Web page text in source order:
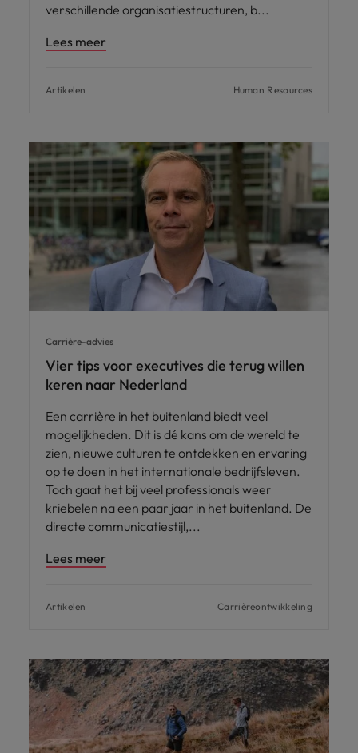
verschillende organisatiestructuren, b
Lees meer
Artikelen Human Resources
Carrière-advies
Vier tips voor executives die terug willen
keren naar Nederland
Een carrière in het buitenland biedt veel
mogelijkheden. Dit is dé kans om de wereld te
zien, nieuwe culturen te ontdekken en ervaring
op te doen in het internationale bedrijfsleven.
Toch gaat het bij veel professionals weer
kriebelen na een paar jaar in het buitenland. De
directe communicatiestijl,
Lees meer
Artikelen Carrièreontwikkeling